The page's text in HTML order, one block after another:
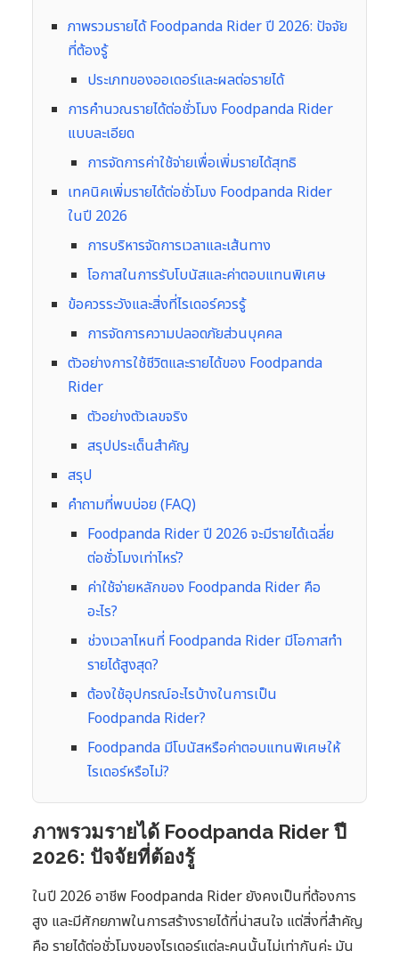
ภาพรวมรายได้ Foodpanda Rider ปี 2026: ปัจจัย
ที่ต้องรู้
ประเภทของออเดอร์และผลต่อรายได้
การคำนวณรายได้ต่อชั่วโมง Foodpanda Rider
แบบละเอียด
การจัดการค่าใช้จ่ายเพื่อเพิ่มรายได้สุทธิ
เทคนิคเพิ่มรายได้ต่อชั่วโมง Foodpanda Rider
ในปี 2026
การบริหารจัดการเวลาและเส้นทาง
โอกาสในการรับโบนัสและค่าตอบแทนพิเศษ
ข้อควรระวังและสิ่งที่ไรเดอร์ควรรู้
การจัดการความปลอดภัยส่วนบุคคล
ตัวอย่างการใช้ชีวิตและรายได้ของ Foodpanda
Rider
ตัวอย่างตัวเลขจริง
สรุปประเด็นสำคัญ
สรุป
คำถามที่พบบ่อย (FAQ)
Foodpanda Rider ปี 2026 จะมีรายได้เฉลี่ย
ต่อชั่วโมงเท่าไหร่?
ค่าใช้จ่ายหลักของ Foodpanda Rider คือ
อะไร?
ช่วงเวลาไหนที่ Foodpanda Rider มีโอกาสทำ
รายได้สูงสุด?
ต้องใช้อุปกรณ์อะไรบ้างในการเป็น
Foodpanda Rider?
Foodpanda มีโบนัสหรือค่าตอบแทนพิเศษให้
ไรเดอร์หรือไม่?
ภาพรวมรายได้ Foodpanda Rider ปี
2026: ปัจจัยที่ต้องรู้
ในปี 2026 อาชีพ Foodpanda Rider ยังคงเป็นที่ต้องการ
สูง และมีศักยภาพในการสร้างรายได้ที่น่าสนใจ แต่สิ่งที่สำคัญ
คือ รายได้ต่อชั่วโมงของไรเดอร์แต่ละคนนั้นไม่เท่ากันค่ะ มัน